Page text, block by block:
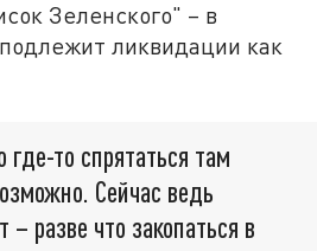
Зеленского" – в
ликвидации как
то спрятаться там
Сейчас ведь
разве что закопаться в